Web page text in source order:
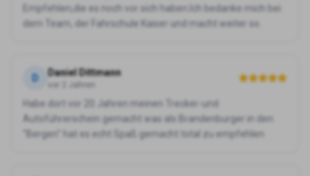
Empfehlen,die es noch vor sich haben.Ich bedanke mich bei
dem Team, der Fahrschule Kaiser und macht weiter so.
D Daniel Dittmann
vor 2 Jahren
Habe dort vor 20 Jahren meinen Trecker-und
Autoführerschein gemacht was als Brandenburger in den
"Bergen" hat es echt Spaß gemacht total zu empfehlen